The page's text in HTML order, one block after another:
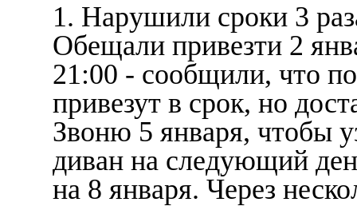
1. Нарушили сроки 3
Обещали привезти 2
21:00 - сообщили, что
привезут в срок, но
Звоню 5 января, чтобы
диван на следующий
на 8 января. Через